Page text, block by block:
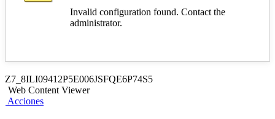
Invalid configuration found. Contact the
administrator.
Z7_8ILI09412P5E006JSFQE6P74S5
Web Content Viewer
Acciones